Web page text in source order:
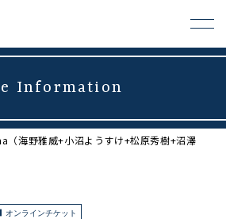
よくある質問
Information
（海野雅威+小沼ようすけ+松原秀樹+沼澤
オンラインチケット